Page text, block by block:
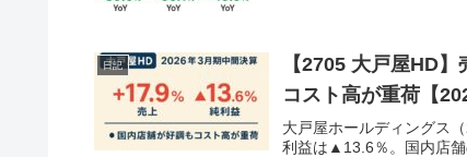
日記
【2705 大戸屋HD
コスト高が重荷【
大戸屋ホールディングス
利益は▲13.6％。国内店舗